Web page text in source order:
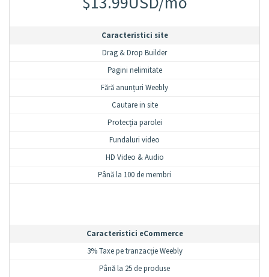
Caracteristici site
Drag & Drop Builder
Pagini nelimitate
Fără anunțuri Weebly
Cautare in site
Protecția parolei
Fundaluri video
HD Video & Audio
Până la 100 de membri
Caracteristici eCommerce
3% Taxe pe tranzacție Weebly
Până la 25 de produse